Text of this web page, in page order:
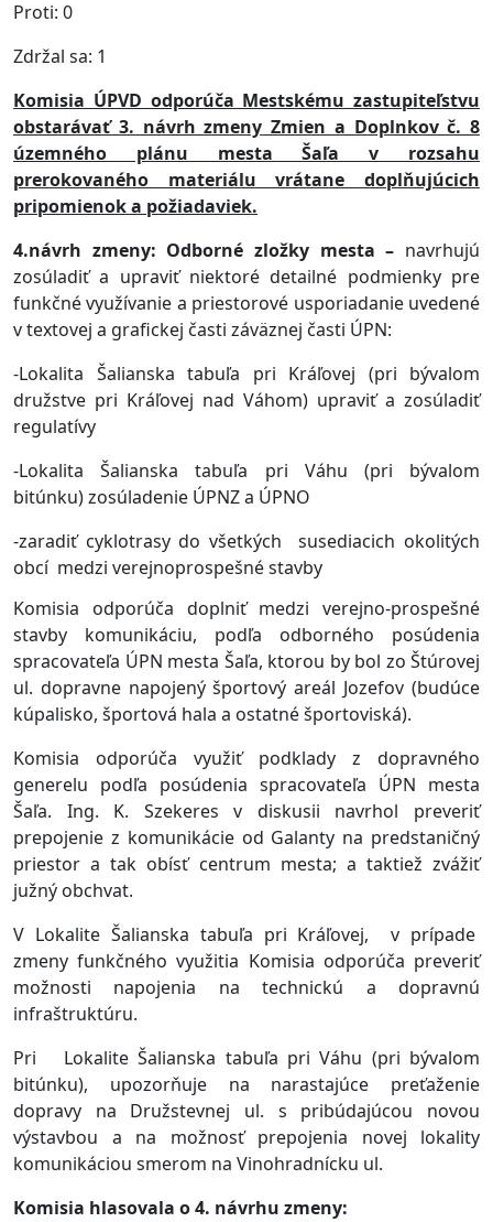
Proti: 0
Zdržal sa: 1
Komisia ÚPVD odporúča Mestskému zastupiteľstvu
obstarávať 3. návrh zmeny Zmien a Doplnkov č. 8
územného plánu mesta Šaľa v rozsahu
prerokovaného materiálu vrátane doplňujúcich
pripomienok a požiadaviek.
4.návrh zmeny: Odborné zložky mesta – navrhujú
zosúladiť a upraviť niektoré detailné podmienky pre
funkčné využívanie a priestorové usporiadanie uvedené
v textovej a grafickej časti záväznej časti ÚPN:
-Lokalita Šalianska tabuľa pri Kráľovej (pri bývalom
družstve pri Kráľovej nad Váhom) upraviť a zosúladiť
regulatívy
-Lokalita Šalianska tabuľa pri Váhu (pri bývalom
bitúnku) zosúladenie ÚPNZ a ÚPNO
-zaradiť cyklotrasy do všetkých susediacich okolitých
obcí medzi verejnoprospešné stavby
Komisia odporúča doplniť medzi verejno-prospešné
stavby komunikáciu, podľa odborného posúdenia
spracovateľa ÚPN mesta Šaľa, ktorou by bol zo Štúrovej
ul. dopravne napojený športový areál Jozefov (budúce
kúpalisko, športová hala a ostatné športoviská).
Komisia odporúča využiť podklady z dopravného
generelu podľa posúdenia spracovateľa ÚPN mesta
Šaľa. Ing. K. Szekeres v diskusii navrhol preveriť
prepojenie z komunikácie od Galanty na predstaničný
priestor a tak obísť centrum mesta; a taktiež zvážiť
južný obchvat.
V Lokalite Šalianska tabuľa pri Kráľovej, v prípade
zmeny funkčného využitia Komisia odporúča preveriť
možnosti napojenia na technickú a dopravnú
infraštruktúru.
Pri Lokalite Šalianska tabuľa pri Váhu (pri bývalom
bitúnku), upozorňuje na narastajúce preťaženie
dopravy na Družstevnej ul. s pribúdajúcou novou
výstavbou a na možnosť prepojenia novej lokality
komunikáciou smerom na Vinohradnícku ul.
Komisia hlasovala o 4. návrhu zmeny: